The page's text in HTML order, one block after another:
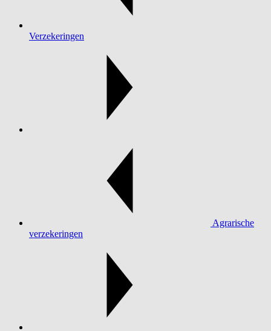
Verzekeringen
Agrarische
verzekeringen